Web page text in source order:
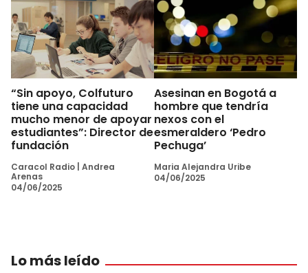
“Sin apoyo, Colfuturo
tiene una capacidad
mucho menor de apoyar
estudiantes”: Director de
fundación
Caracol Radio Andrea
Arenas
04/06/2025
Asesinan en Bogotá a
hombre que tendría
nexos con el
esmeraldero ‘Pedro
Pechuga’
Maria Alejandra Uribe
04/06/2025
Lo más leído